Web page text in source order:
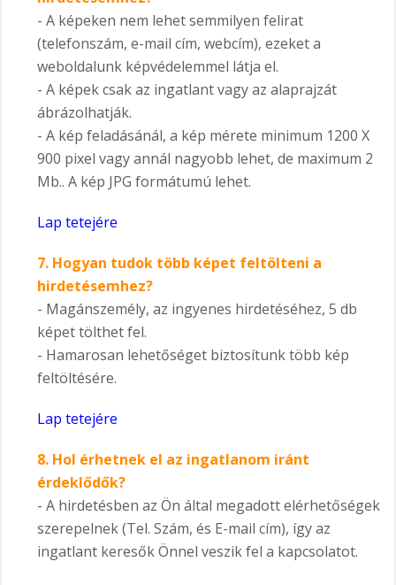
- A képeken nem lehet semmilyen felirat
(telefonszám, e-mail cím, webcím), ezeket a
weboldalunk képvédelemmel látja el.
- A képek csak az ingatlant vagy az alaprajzát
ábrázolhatják.
- A kép feladásánál, a kép mérete minimum 1200 X
900 pixel vagy annál nagyobb lehet, de maximum 2
Mb.. A kép JPG formátumú lehet.
Lap tetejére
7. Hogyan tudok több képet feltölteni a
hirdetésemhez?
- Magánszemély, az ingyenes hirdetéséhez, 5 db
képet tölthet fel.
- Hamarosan lehetőséget biztosítunk több kép
feltöltésére.
Lap tetejére
8. Hol érhetnek el az ingatlanom iránt
érdeklődők?
- A hirdetésben az Ön által megadott elérhetőségek
szerepelnek (Tel. Szám, és E-mail cím), így az
ingatlant keresők Önnel veszik fel a kapcsolatot.